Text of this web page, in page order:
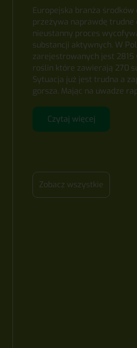
Europejska branża środków
przeżywa naprawdę trudne
nieustanny proces
substancji aktywnych. W
zarejestrowanych jest 2815
roślin które zawierają 270
Sytuacja już jest trudna a
gorsza. Mając na uwadze
Czytaj więcej
Zobacz wszystkie